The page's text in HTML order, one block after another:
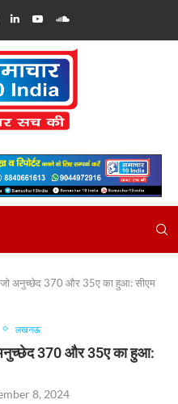
जो अनुच्छेद 370 और 35ए का हुआ: सीएम
लखनऊ
अनुच्छेद 370 और 35ए का हुआ:
8, 2024